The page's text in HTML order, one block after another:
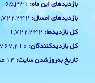
بازدیدهای این ماه: 65,331
بازدیدهای امسال:
کل بازدیدها: 1,722,342
کل بازدیدکنند‌گان:
تاریخ به‌روزشدن سایت: 14 مرداد 1405